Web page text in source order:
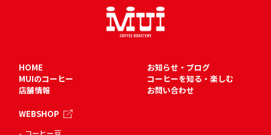
HOME
MUIのコーヒー
店舗情報
WEBSHOP
お知らせ・ブログ
コーヒーを知る・楽しむ
お問い合わせ